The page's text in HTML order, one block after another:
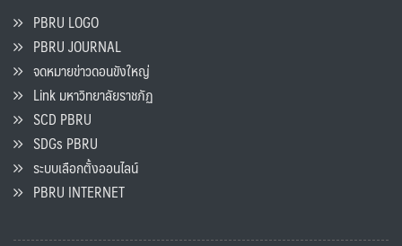
PBRU LOGO
PBRU JOURNAL
จดหมายข่าวดอนขังใหญ่
Link มหาวิทยาลัยราชภัฏ
SCD PBRU
SDGs PBRU
ระบบเลือกตั้งออนไลน์
PBRU INTERNET